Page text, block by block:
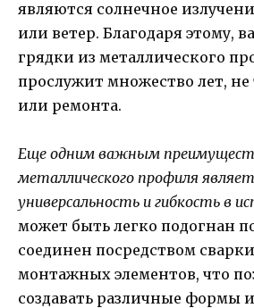
являются солнечное
или ветер. Благодаря этому,
грядки из металлического
прослужит множество лет, не
или ремонта.
Еще одним важным
металлического профиля
универсальность и гибкость в
может быть легко подогнан
соединен посредством
монтажных элементов, что
создавать различные формы